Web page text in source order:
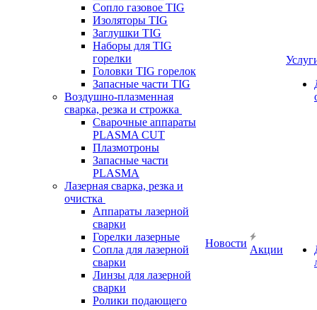
Сопло газовое TIG
Изоляторы TIG
Заглушки TIG
Наборы для TIG
горелки
Головки TIG горелок
Запасные части TIG
Воздушно-плазменная
сварка, резка и строжка
Сварочные аппараты
PLASMA CUT
Плазмотроны
Запасные части
PLASMA
Лазерная сварка, резка и
очистка
Аппараты лазерной
сварки
Горелки лазерные
Сопла для лазерной
сварки
Линзы для лазерной
сварки
Ролики подающего
Новости
Акции